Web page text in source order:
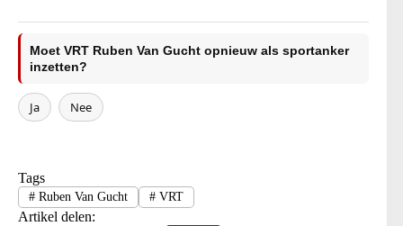
Moet VRT Ruben Van Gucht opnieuw als sportanker
inzetten?
Ja Nee
Tags
#Ruben Van Gucht #VRT
Artikel delen: